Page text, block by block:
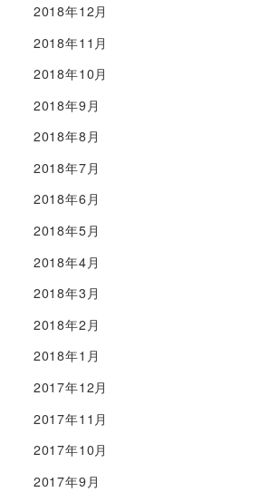
2018年12月
2018年11月
2018年10月
2018年9月
2018年8月
2018年7月
2018年6月
2018年5月
2018年4月
2018年3月
2018年2月
2018年1月
2017年12月
2017年11月
2017年10月
2017年9月